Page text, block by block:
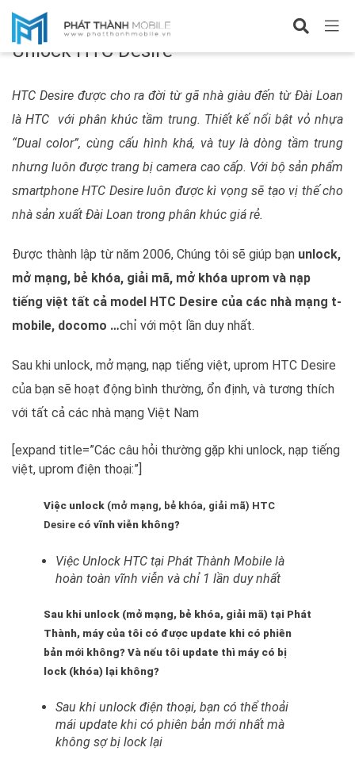
HTC Desire
Unlock HTC Desire
HTC Desire được cho ra đời từ gã nhà giàu đến từ Đài Loan
là HTC với phân khúc tầm trung. Thiết kế nổi bật vỏ nhựa
“Dual color”, cùng cấu hình khá, và tuy là dòng tầm trung
nhưng luôn được trang bị camera cao cấp. Với bộ sản phẩm
smartphone HTC Desire luôn được kì vọng sẽ tạo vị thế cho
nhà sản xuất Đài Loan trong phân khúc giá rẻ.
Được thành lập từ năm 2006, Chúng tôi sẽ giúp bạn unlock,
mở mạng, bẻ khóa, giải mã, mở khóa uprom và nạp
tiếng việt tất cả model HTC Desire của các nhà mạng t-
mobile, docomo …chỉ với một lần duy nhất.
Sau khi unlock, mở mạng, nạp tiếng việt, uprom HTC Desire
của bạn sẽ hoạt động bình thường, ổn định, và tương thích
với tất cả các nhà mạng Việt Nam
[expand title=”Các câu hỏi thường gặp khi unlock, nạp tiếng
việt, uprom điện thoại:”]
Việc unlock (mở mạng, bẻ khóa, giải mã) HTC
Desire có vĩnh viễn không?
Việc Unlock HTC tại Phát Thành Mobile là
hoàn toàn vĩnh viễn và chỉ 1 lần duy nhất
Sau khi unlock (mở mạng, bẻ khóa, giải mã) tại Phát
Thành, máy của tôi có được update khi có phiên
bản mới không? Và nếu tôi update thì máy có bị
lock (khóa) lại không?
Sau khi unlock điện thoại, bạn có thể thoải
mái update khi có phiên bản mới nhất mà
không sợ bị lock lại